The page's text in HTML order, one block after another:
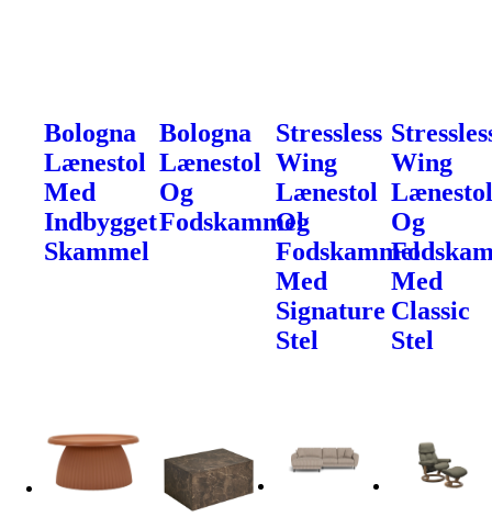
Bologna
Lænestol
Med
Indbygget
Skammel
Bologna
Lænestol
Og
Fodskammel
Stressless
Wing
Lænestol
Og
Fodskammel
Med
Signature
Stel
Wing
Og
Med
Classic
Stel